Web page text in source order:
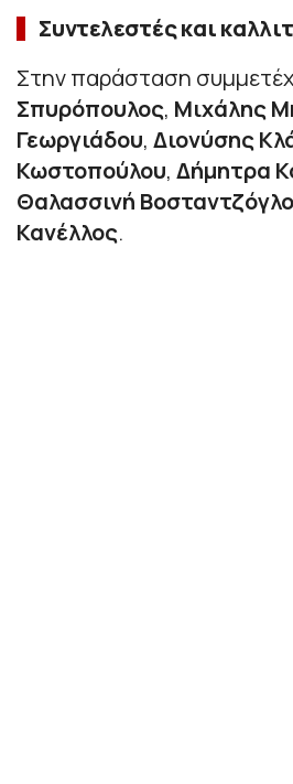
Συντελεστές και
Στην παράσταση
Σπυρόπουλος, Μιχάλης
Γεωργιάδου, Διονύσης
Κωστοπούλου, Δήμητρα
Θαλασσινή
Κανέλλος.